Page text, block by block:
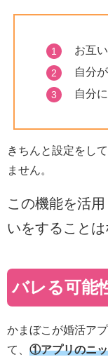
お互
自分
自分
きちんと設定をし
ません。
この機能を活
いをすること
バレる可能
かまぼこが婚活ア
て、 ①アプリのニ